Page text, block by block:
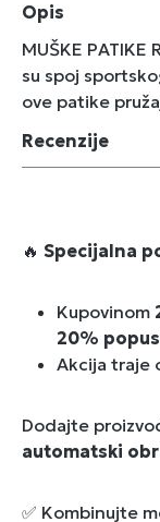
Opis
MUŠKE PATIKE
su spoj
ove patike
Recenzije
🔥 Specijalna
Kupovinom
20%
Akcija traje
Dodajte
automatski
✅ Kombinujte